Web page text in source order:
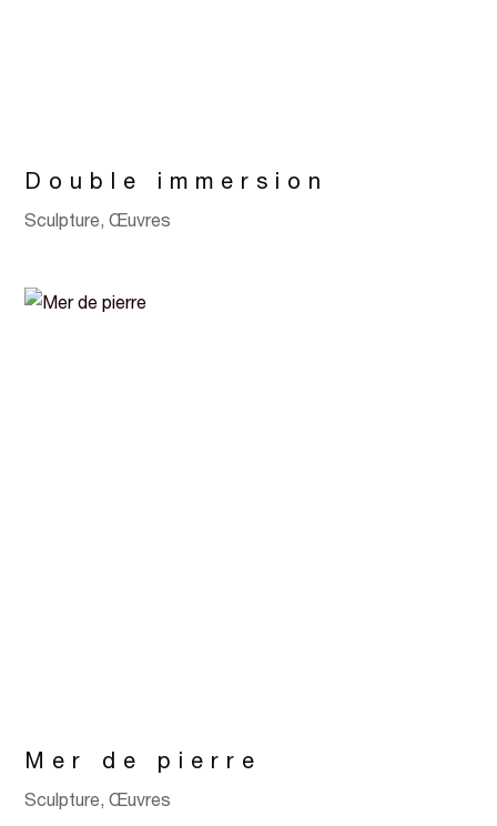
Double immersion
Sculpture,Œuvres
Mer de pierre
Sculpture,Œuvres